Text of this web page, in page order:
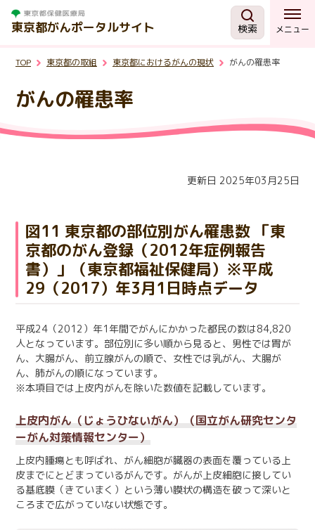
東京都がんポータルサイト 検索 メニュー
がんを知る
支援・助成制度
東京都の取組
医療従事者の方へ
リンク集
日本語
English
한국어
简体中文
繁體中文
TOP 東京都の取組 東京都におけるがんの現状 がんの罹患率
がんの罹患率
更新日 2025年03月25日
図11 東京都の部位別がん罹患数 「東
京都のがん登録（2012年症例報告
書）」（東京都福祉保健局）※平成
29（2017）年3月1日時点データ
平成24（2012）年1年間でがんにかかった都民の数は84,820
人となっています。部位別に多い順から見ると、男性では胃が
ん、大腸がん、前立腺がんの順で、女性では乳がん、大腸が
ん、肺がんの順になっています。
※本項目では上皮内がんを除いた数値を記載しています。
上皮内がん（じょうひないがん）（国立がん研究センタ
ーがん対策情報センター）
上皮内腫瘍とも呼ばれ、がん細胞が臓器の表面を覆っている上
皮までにとどまっているがんです。がんが上皮細胞に接してい
る基底膜（きていまく）という薄い膜状の構造を破って深いと
ころまで広がっていない状態です。